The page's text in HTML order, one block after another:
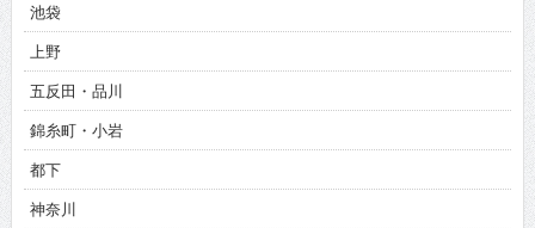
池袋
上野
五反田・品川
錦糸町・小岩
都下
神奈川